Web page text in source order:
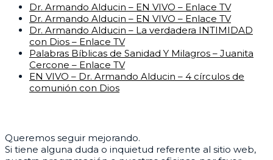
Dr. Armando Alducin – EN VIVO – Enlace TV
Dr. Armando Alducin – EN VIVO – Enlace TV
Dr. Armando Alducin – La verdadera INTIMIDAD
con Dios – Enlace TV
Palabras Bíblicas de Sanidad Y Milagros – Juanita
Cercone – Enlace TV
EN VIVO – Dr. Armando Alducin – 4 círculos de
comunión con Dios
Queremos seguir mejorando.
Si tiene alguna duda o inquietud referente al sitio web,